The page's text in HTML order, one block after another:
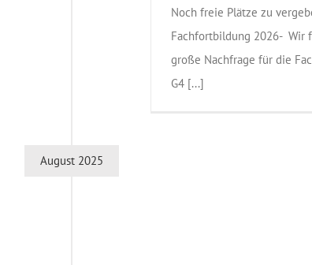
Noch freie Plätze zu
Fachfortbildung 2026- Wir
große Nachfrage für die
G4 [...]
August 2025